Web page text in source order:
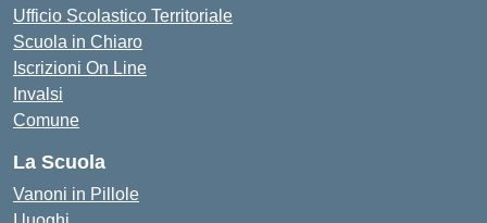
Ufficio Scolastico Territoriale
Scuola in Chiaro
Iscrizioni On Line
Invalsi
Comune
La Scuola
Vanoni in Pillole